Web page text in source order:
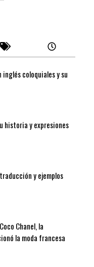
coloquiales y su
historia y expresiones
y ejemplos
Chanel, la
la moda francesa